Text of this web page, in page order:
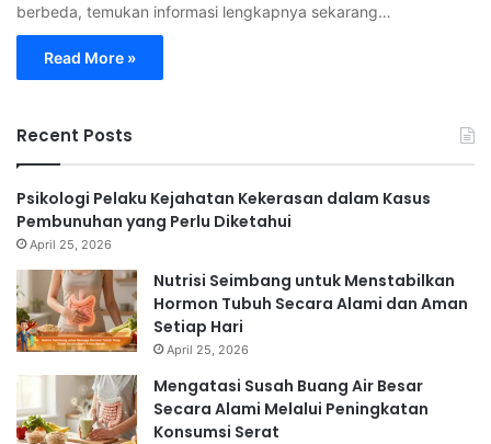
berbeda, temukan informasi lengkapnya sekarang…
Read More »
Recent Posts
Psikologi Pelaku Kejahatan Kekerasan dalam Kasus
Pembunuhan yang Perlu Diketahui
April 25, 2026
Nutrisi Seimbang untuk Menstabilkan
Hormon Tubuh Secara Alami dan Aman
Setiap Hari
April 25, 2026
Mengatasi Susah Buang Air Besar
Secara Alami Melalui Peningkatan
Konsumsi Serat